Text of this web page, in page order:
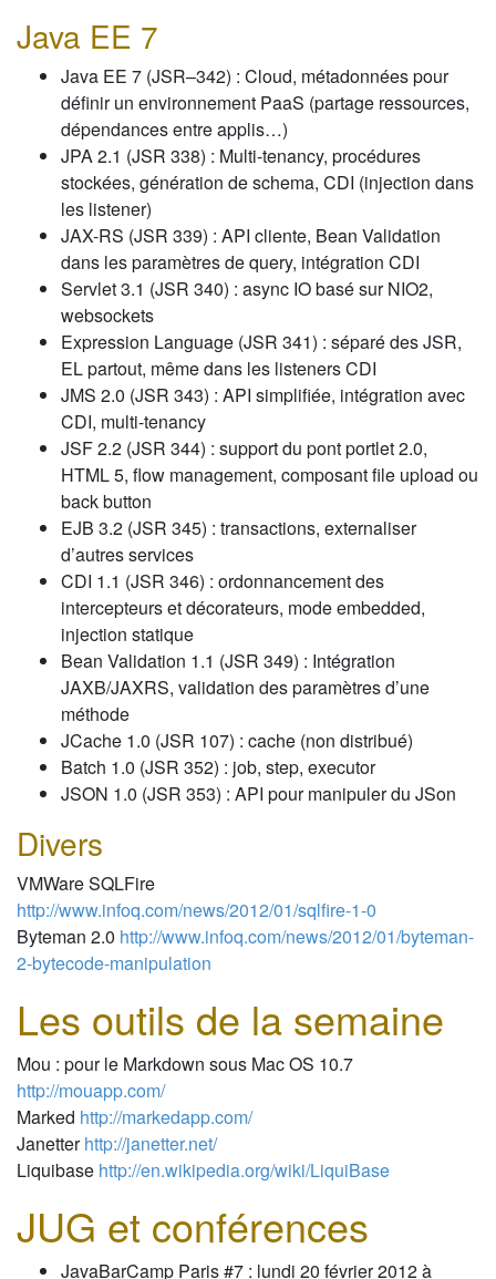
Java EE 7
Java EE 7 (JSR–342) : Cloud, métadonnées pour
définir un environnement PaaS (partage ressources,
dépendances entre applis…)
JPA 2.1 (JSR 338) : Multi-tenancy, procédures
stockées, génération de schema, CDI (injection dans
les listener)
JAX-RS (JSR 339) : API cliente, Bean Validation
dans les paramètres de query, intégration CDI
Servlet 3.1 (JSR 340) : async IO basé sur NIO2,
websockets
Expression Language (JSR 341) : séparé des JSR,
EL partout, même dans les listeners CDI
JMS 2.0 (JSR 343) : API simplifiée, intégration avec
CDI, multi-tenancy
JSF 2.2 (JSR 344) : support du pont portlet 2.0,
HTML 5, flow management, composant file upload ou
back button
EJB 3.2 (JSR 345) : transactions, externaliser
d’autres services
CDI 1.1 (JSR 346) : ordonnancement des
intercepteurs et décorateurs, mode embedded,
injection statique
Bean Validation 1.1 (JSR 349) : Intégration
JAXB/JAXRS, validation des paramètres d’une
méthode
JCache 1.0 (JSR 107) : cache (non distribué)
Batch 1.0 (JSR 352) : job, step, executor
JSON 1.0 (JSR 353) : API pour manipuler du JSon
Divers
VMWare SQLFire
http://www.infoq.com/news/2012/01/sqlfire-1-0
Byteman 2.0 http://www.infoq.com/news/2012/01/byteman-
2-bytecode-manipulation
Les outils de la semaine
Mou : pour le Markdown sous Mac OS 10.7
http://mouapp.com/
Marked http://markedapp.com/
Janetterhttp://janetter.net/
Liquibase http://en.wikipedia.org/wiki/LiquiBase
JUG et conférences
JavaBarCamp Paris #7 : lundi 20 février 2012 à